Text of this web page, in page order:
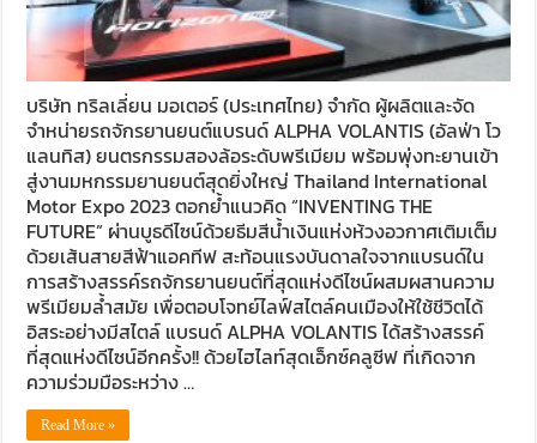
บริษัท ทริลเลี่ยน มอเตอร์ (ประเทศไทย) จำกัด ผู้ผลิตและจัด
จำหน่ายรถจักรยานยนต์แบรนด์ ALPHA VOLANTIS (อัลฟ่า โว
แลนทิส) ยนตรกรรมสองล้อระดับพรีเมียม พร้อมพุ่งทะยานเข้า
สู่งานมหกรรมยานยนต์สุดยิ่งใหญ่ Thailand International
Motor Expo 2023 ตอกย้ำแนวคิด “INVENTING THE
FUTURE” ผ่านบูธดีไซน์ด้วยธีมสีน้ำเงินแห่งห้วงอวกาศเติมเต็ม
ด้วยเส้นสายสีฟ้าแอคทีฟ สะท้อนแรงบันดาลใจจากแบรนด์ใน
การสร้างสรรค์รถจักรยานยนต์ที่สุดแห่งดีไซน์ผสมผสานความ
พรีเมียมล้ำสมัย เพื่อตอบโจทย์ไลฟ์สไตล์คนเมืองให้ใช้ชีวิตได้
อิสระอย่างมีสไตล์ แบรนด์ ALPHA VOLANTIS ได้สร้างสรรค์
ที่สุดแห่งดีไซน์อีกครั้ง!! ด้วยไฮไลท์สุดเอ็กซ์คลูซีฟ ที่เกิดจาก
ความร่วมมือระหว่าง …
Read More »